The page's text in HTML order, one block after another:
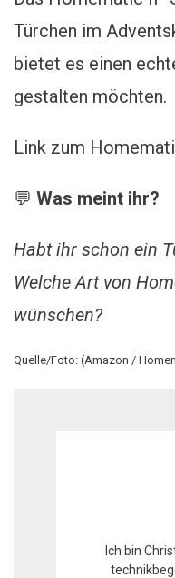
Türchen im
bietet es einen
gestalten möchten.
Link zum
💬 Was meint ihr?
Habt ihr schon ein
Welche Art von
wünschen?
Quelle/Foto: (Amazon /
Ich bin